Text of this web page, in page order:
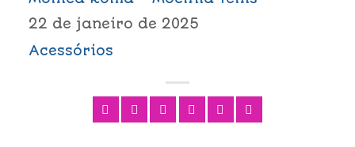
22 de janeiro de 2025
Acessórios